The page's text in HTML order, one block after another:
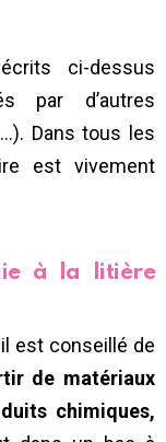
ci-dessus
par d’autres
Dans tous les
est vivement
à la litière
est conseillé de
de matériaux
chimiques,